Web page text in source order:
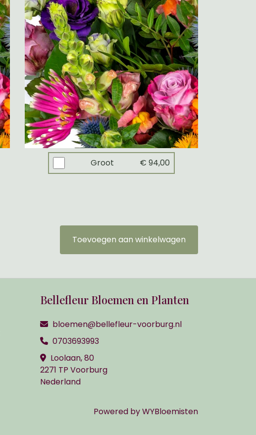
Groot € 94,00
Toevoegen aan winkelwagen
Bellefleur Bloemen en Planten
bloemen@bellefleur-voorburg.nl
0703693993
Loolaan, 80
2271 TP Voorburg
Nederland
Powered byWYBloemisten